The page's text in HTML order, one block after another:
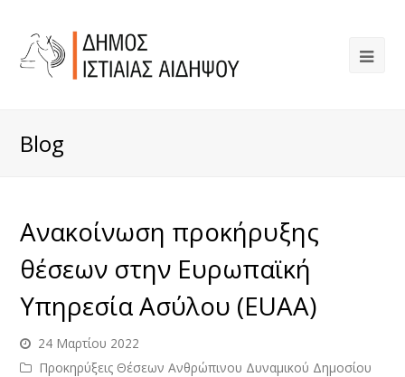
Blog
Ανακοίνωση προκήρυξης
θέσεων στην Ευρωπαϊκή
Υπηρεσία Ασύλου (EUAA)
24 Μαρτίου 2022
Προκηρύξεις Θέσεων Ανθρώπινου Δυναμικού Δημοσίου